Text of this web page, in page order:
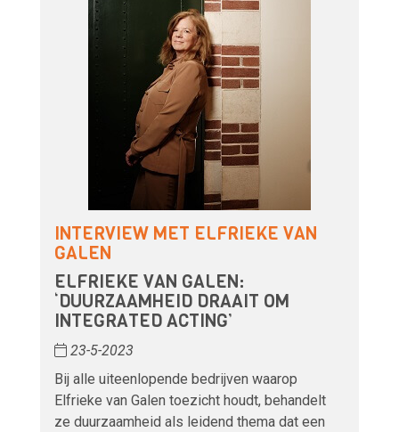
INTERVIEW MET ELFRIEKE VAN
GALEN
ELFRIEKE VAN GALEN:
‘DUURZAAMHEID DRAAIT OM
INTEGRATED ACTING’
23-5-2023
Bij alle uiteenlopende bedrijven waarop
Elfrieke van Galen toezicht houdt, behandelt
ze duurzaamheid als leidend thema dat een